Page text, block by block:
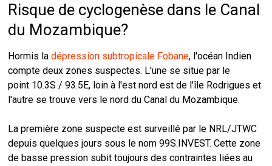
Risque de cyclogenèse dans le Canal
du Mozambique?
Hormis ladépression subtropicale Fobane, l'océan Indien
compte deux zones suspectes. L'une se situe par le
point 10.3S / 93.5E, loin à l'est nord est de l'île Rodrigues et
l'autre se trouve vers le nord du Canal du Mozambique.
La première zone suspecte est surveillé par le NRL/JTWC
depuis quelques jours sous le nom 99S.INVEST. Cette zone
de basse pression subit toujours des contraintes liées au